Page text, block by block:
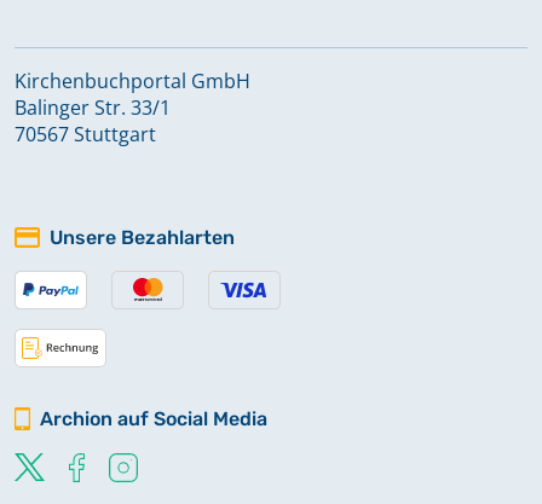
Kirchenbuchportal GmbH
Balinger Str. 33/1
70567 Stuttgart
Unsere Bezahlarten
Archion auf Social Media